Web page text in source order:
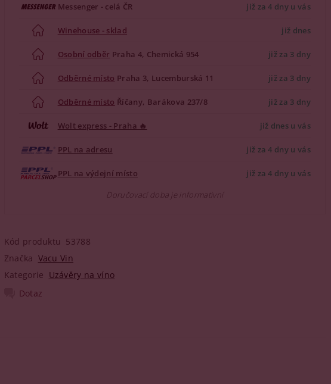
Messenger - celá ČR již za 4 dny u vás
Winehouse - sklad již dnes
Osobní odběr Praha 4, Chemická 954 již za 3 dny
Odběrné místo Praha 3, Lucemburská 11 již za 3 dny
Odběrné místo Říčany, Barákova 237/8 již za 3 dny
Wolt express - Praha 🔥 již dnes u vás
PPL na adresu již za 4 dny u vás
PPL na výdejní místo
již za 4 dny u vás
Doručovací doba je informativní
Kód produktu 53788
Značka Vacu Vin
Kategorie Uzávěry na víno
Dotaz